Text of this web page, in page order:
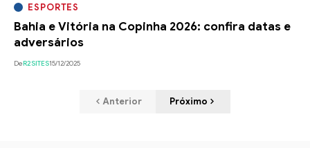
ESPORTES
Bahia e Vitória na Copinha 2026: confira datas e
adversários
DeR2SITES15/12/2025
Anterior Próximo